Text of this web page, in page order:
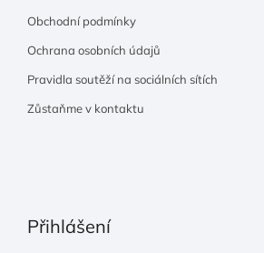
Obchodní podmínky
Ochrana osobních údajů
Pravidla soutěží na sociálních sítích
Zůstaňme v kontaktu
Přihlášení